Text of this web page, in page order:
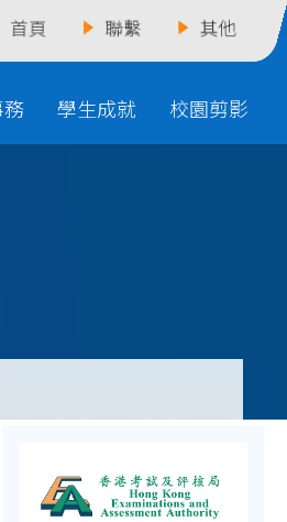
首頁 聯繫 其他
學生成就 校園剪影